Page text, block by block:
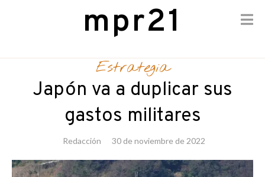
mpr21
Estrategia
Japón va a duplicar sus
gastos militares
Redacción 30 de noviembre de 2022